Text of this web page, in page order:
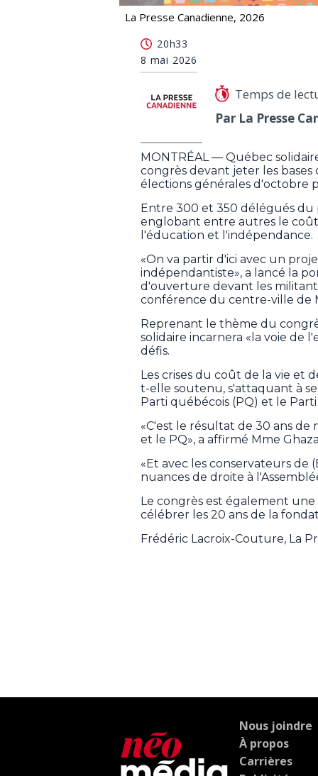
La Presse Canadienne, 2026
20h33
8 mai 2026
Temps de
Par La Presse
MONTRÉAL — Québec
congrès devant jeter les
élections générales d'octobre
Entre 300 et 350 délégués
englobant entre autres le
l'éducation et l'indépendance.
«On va partir d'ici avec un
indépendantiste», a lancé la
d'ouverture devant les
conférence du centre-ville de
Reprenant le thème du
solidaire incarnera «la voie de
défis.
Les crises du coût de la vie et
t-elle soutenu, s'attaquant à
Parti québécois (PQ) et le
«C'est le résultat de 30 ans de
et le PQ», a affirmé Mme
«Et avec les conservateurs de
nuances de droite à
Le congrès est également une
célébrer les 20 ans de la
Frédéric Lacroix-Couture, La
Nous joindre
À propos
Carrières